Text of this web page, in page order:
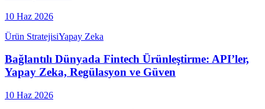
10 Haz 2026
Ürün StratejisiYapay Zeka
Bağlantılı Dünyada Fintech Ürünleştirme: API’ler,
Yapay Zeka, Regülasyon ve Güven
10 Haz 2026